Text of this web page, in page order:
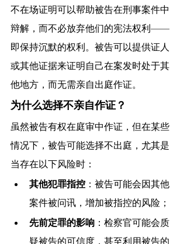
不在场证明可以帮助被告在刑事案件中
辩解，而不必放弃他们的宪法权利——
即保持沉默的权利。被告可以提供证人
或其他证据来证明自己在案发时处于其
他地方，而无需亲自出庭作证。
为什么选择不亲自作证？
虽然被告有权在庭审中作证，但在某些
情况下，被告可能选择不出庭，尤其是
当存在以下风险时：
其他犯罪指控 ：被告可能会因其他
案件被问讯，增加被指控的风险；
先前定罪的影响 ：检察官可能会质
疑被告的可信度，甚至利用被告的